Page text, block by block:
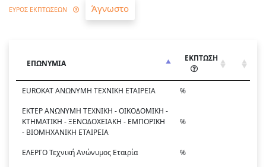
ΕΥΡΟΣ ΕΚΠΤΩΣΕΩΝ Άγνωστο
ΕΠΩΝΥΜΙΑ
ΕΚΠΤΩΣΗ
EUROKAT ΑΝΩΝΥΜΗ ΤΕΧΝΙΚΗ ΕΤΑΙΡΕΙΑ
%
ΕΚΤΕΡ ΑΝΩΝΥΜΗ ΤΕΧΝΙΚΗ - ΟΙΚΟΔΟΜΙΚΗ -
ΚΤΗΜΑΤΙΚΗ - ΞΕΝΟΔΟΧΕΙΑΚΗ - ΕΜΠΟΡΙΚΗ
- ΒΙΟΜΗΧΑΝΙΚΗ ΕΤΑΙΡΕΙΑ
%
ΕΛΕΡΓΟ Τεχνική Ανώνυμος Εταιρία
%